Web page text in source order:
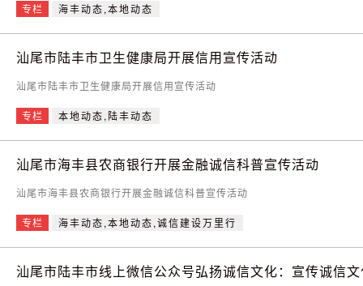
专栏 海丰动态,本地动态
汕尾市陆丰市卫生健康局开展信用宣传活动
汕尾市陆丰市卫生健康局开展信用宣传活动
专栏 本地动态,陆丰动态
汕尾市海丰县农商银行开展金融诚信科普宣传活动
汕尾市海丰县农商银行开展金融诚信科普宣传活动
专栏 海丰动态,本地动态,诚信建设万里行
汕尾市陆丰市线上微信公众号弘扬诚信文化：宣传诚信